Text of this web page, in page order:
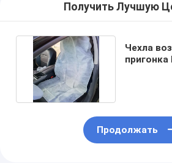
Получить Лучшую
Чехла
пригонка
Продолжать